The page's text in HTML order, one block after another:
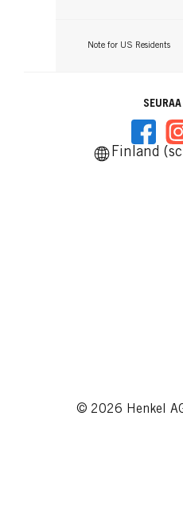
Note for US Residents
Finland
© 2026 Henkel